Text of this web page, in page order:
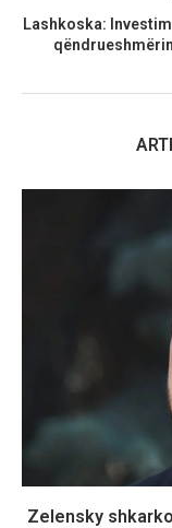
Lashkoska:
Zelensky